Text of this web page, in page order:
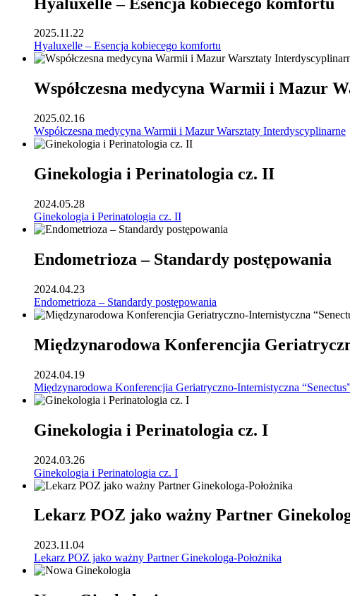
2025.11.22
Hyaluxelle – Esencja kobiecego komfortu
Współczesna medycyna Warmii i Mazur
2025.02.16
Współczesna medycyna Warmii i Mazur Warsztaty Interdyscyplinarne
Ginekologia i Perinatologia cz. II
2024.05.28
Ginekologia i Perinatologia cz. II
Endometrioza – Standardy postępowania
2024.04.23
Endometrioza – Standardy postępowania
Międzynarodowa Konferencjia
2024.04.19
Międzynarodowa Konferencjia Geriatryczno-Internistyczna
Ginekologia i Perinatologia cz. I
2024.03.26
Ginekologia i Perinatologia cz. I
Lekarz POZ jako ważny Partner
2023.11.04
Lekarz POZ jako ważny Partner Ginekologa-Położnika